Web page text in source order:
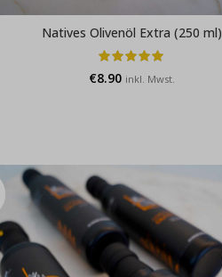
Natives Olivenöl Extra (250 ml)
€8.90 inkl. Mwst.